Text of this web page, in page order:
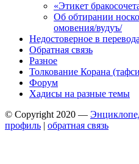
«Этикет
Об обтирании
омовения/вудуъ/
Недостоверное в
Обратная связь
Разное
Толкование Корана
Форум
Хадисы на разные темы
© Copyright 2020 —
профиль | обратная связь